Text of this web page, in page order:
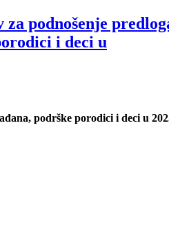
podnošenje
i deci u
podrške porodici i deci u